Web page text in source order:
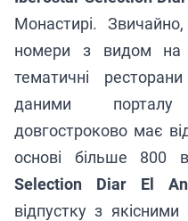
Монастирі.
номери з видом
тематичні
даними
довгостроково має
основі більше 800
Selection Diar El
відпустку з